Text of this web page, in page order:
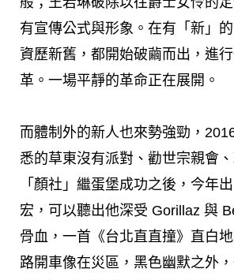
有宣傳公式與形象。在有「新」
資歷新舊，都開始破繭而出，進
革。一場平靜的革命正在展開。
而體制外的新人也來勢強勁，
悉的草東沒有派對、勸世宗親會、
「顏社」繼蛋堡成功之後，今年
宏，可以聽出他深受 Gorillaz 與
骨血，一首《台北直直撞》直白
路開車像在災區，黑色幽默之外